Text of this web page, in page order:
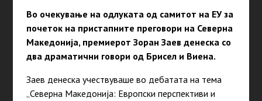
Во очекување на одлуката од самитот на ЕУ за
почеток на пристапните преговори на Северна
Македонија, премиерот Зоран Заев денеска со
два драматични говори од Брисел и Виена.
Заев денеска учествуваше во дебатата на тема
„Северна Македонија: Европски перспективи и